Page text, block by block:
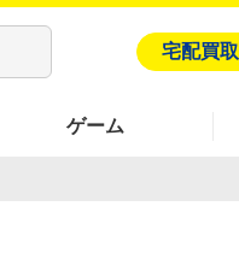
宅配買取
ゲーム